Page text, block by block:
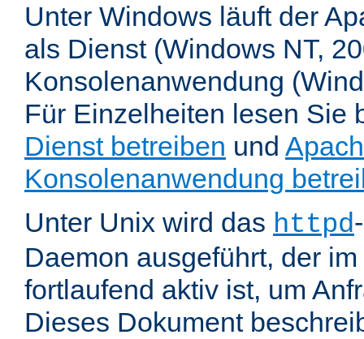
Unter Windows läuft der
als Dienst (Windows NT,
Konsolenanwendung
Für Einzelheiten lesen Sie
Dienst betreiben und
Konsolenanwendung
Unter Unix wird das httpd
Daemon ausgeführt, der
fortlaufend aktiv ist, um
Dieses Dokument